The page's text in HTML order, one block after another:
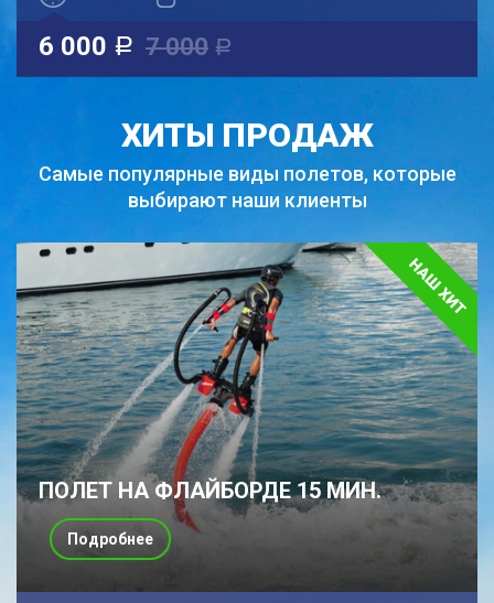
6 000 a 7 000 a
ХИТЫ ПРОДАЖ
Самые популярные виды полетов, которые
выбирают наши клиенты
ПОЛЕТ НА ФЛАЙБОРДЕ 15 МИН.
Подробнее